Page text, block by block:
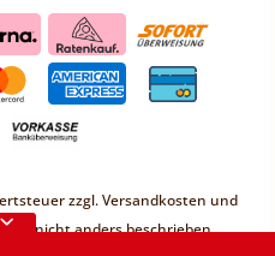
sind keine
möglich.
zzgl.Versandkosten und
nicht anders beschrieben